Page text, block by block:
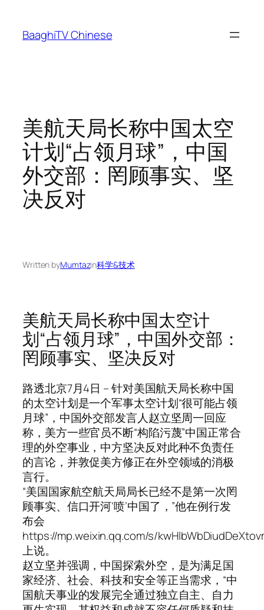
content
BaaghiTV Chinese
美航天局长称中国太空
计划“占领月球”，中国
外交部：罔顾事实、坚
决反对
Written byMumtazin科学&技术
美航天局长称中国太空计
划“占领月球”，中国外交部：
罔顾事实、坚决反对
路透北京7月4日 – 针对美国航天局长称中国
的太空计划是一个军事太空计划“很可能占领
月球”，中国外交部发言人赵立坚周一回应
称，美方一些官员不断“构陷污蔑”中国正常合
理的外空事业，中方坚决反对此种不负责任
的言论，并敦促美方修正在外空领域的消极
言行。
“美国国家航空航天局局长已经不是第一次罔
顾事实、信口开河‘喷’中国了，”他在例行发
布会
https://mp.weixin.qq.com/s/
上说。
赵立坚并强调，中国探索外空，是为满足国
家经济、社会、科技和安全等正当需求，“中
国航天事业的发展完全通过独立自主、自力